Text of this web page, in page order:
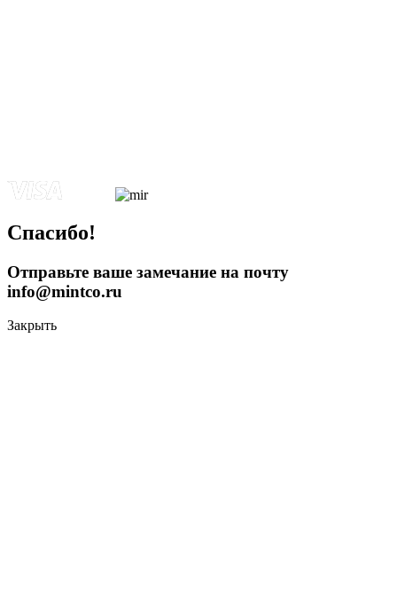
Спасибо!
Отправьте ваше замечание на почту
info@mintco.ru
Закрыть